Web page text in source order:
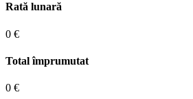
Rată lunară
0 €
Total împrumutat
0 €